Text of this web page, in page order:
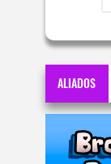
ALIADOS